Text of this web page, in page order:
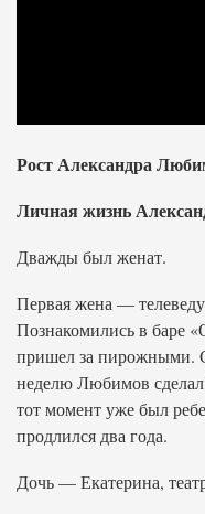
Рост Александра
Личная жизнь
Дважды был женат.
Первая жена —
Познакомились в баре
пришел за пирожными.
неделю Любимов
тот момент уже был
продлился два года.
Дочь — Екатерина,